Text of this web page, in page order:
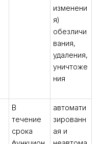
изменени
я)
обезличи
вания,
удаления,
уничтоже
ния
В
течение
срока
автомати
зированн
ая и